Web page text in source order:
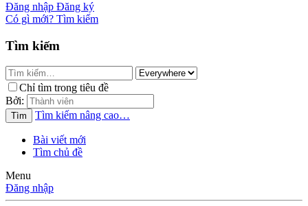
Đăng nhập Đăng ký
Có gì mới? Tìm kiếm
Tìm kiếm
Chỉ tìm trong tiêu đề
Bởi:
Tìm Tìm kiếm nâng cao…
Bài viết mới
Tìm chủ đề
Menu
Đăng nhập